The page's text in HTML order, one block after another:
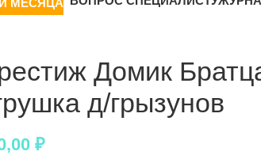
Домик
д/грызунов
₽